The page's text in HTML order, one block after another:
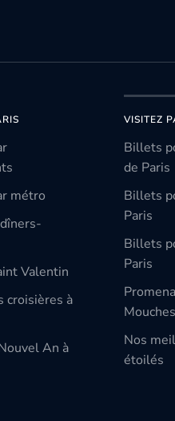
métro
Valentin
croisières à
An à
VISITEZ
Billets
de Paris
Billets
Paris
Billets
Paris
Mouches
Nos
étoilés